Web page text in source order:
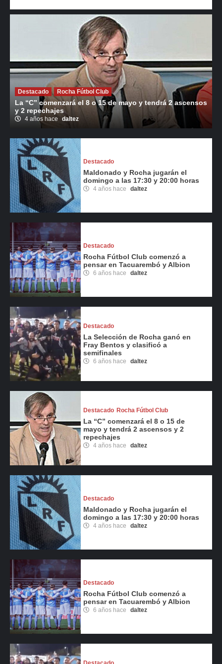
Destacado Rocha Fútbol Club
La “C” comenzará el 8 o 15 de mayo y tendrá 2 ascensos
y 2 repechajes
4 años hace daltez
Destacado
Maldonado y Rocha jugarán el
domingo a las 17:30 y 20:00 horas
4 años hace daltez
Destacado
Rocha Fútbol Club comenzó a
pensar en Tacuarembó y Albion
6 años hace daltez
Destacado
La Selección de Rocha ganó en
Fray Bentos y clasificó a
semifinales
6 años hace daltez
Destacado Rocha Fútbol Club
La “C” comenzará el 8 o 15 de
mayo y tendrá 2 ascensos y 2
repechajes
4 años hace daltez
Destacado
Maldonado y Rocha jugarán el
domingo a las 17:30 y 20:00 horas
4 años hace daltez
Destacado
Rocha Fútbol Club comenzó a
pensar en Tacuarembó y Albion
6 años hace daltez